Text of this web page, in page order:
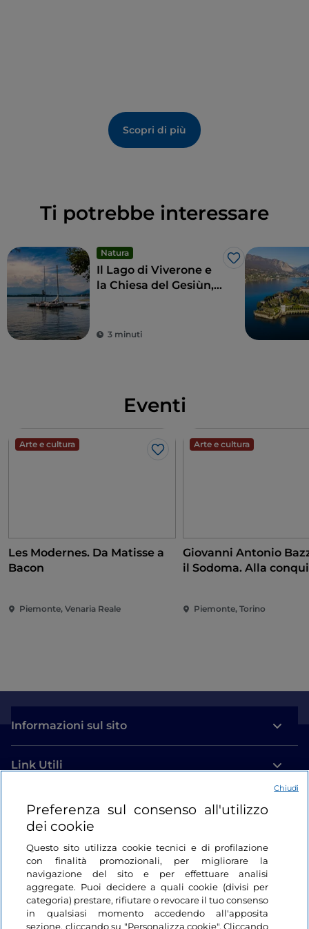
Scopri di più
Ti potrebbe interessare
Natura
Like
Il Lago di Viverone e
la Chiesa del Gesiùn,
piemontese
3 minuti
Eventi
Arte e cultura
Like
Les Modernes. Da Matisse a
Bacon
Piemonte, Venaria Reale
Arte e cultura
Giovanni Antonio
il Sodoma. Alla
Piemonte, Torino
Informazioni sul sito
Link Utili
Login
Restiamo in contatto
Preferenza sul consenso all'utilizzo
dei cookie
Questo sito utilizza cookie tecnici e di profilazione
con finalità promozionali, per migliorare la
navigazione del sito e per effettuare analisi
aggregate. Puoi decidere a quali cookie (divisi per
categoria) prestare, rifiutare o revocare il tuo consenso
in qualsiasi momento accedendo all'apposita
sezione, cliccando su "Personalizza cookie". Cliccando
Chiudi